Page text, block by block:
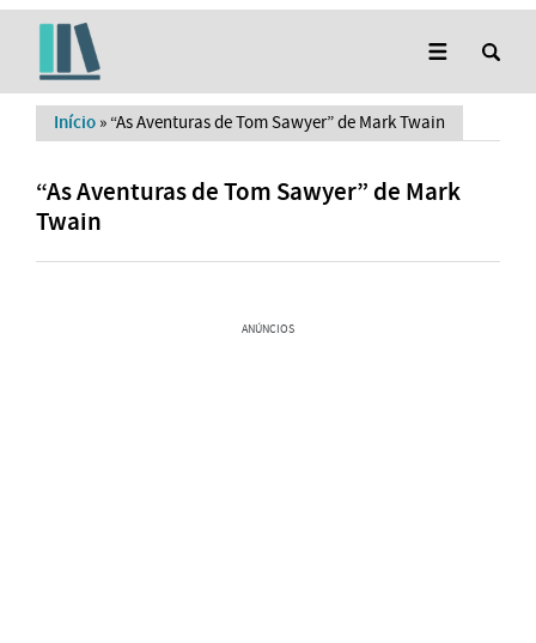
Início » “As Aventuras de Tom Sawyer” de Mark Twain
“As Aventuras de Tom Sawyer” de Mark
Twain
ANÚNCIOS